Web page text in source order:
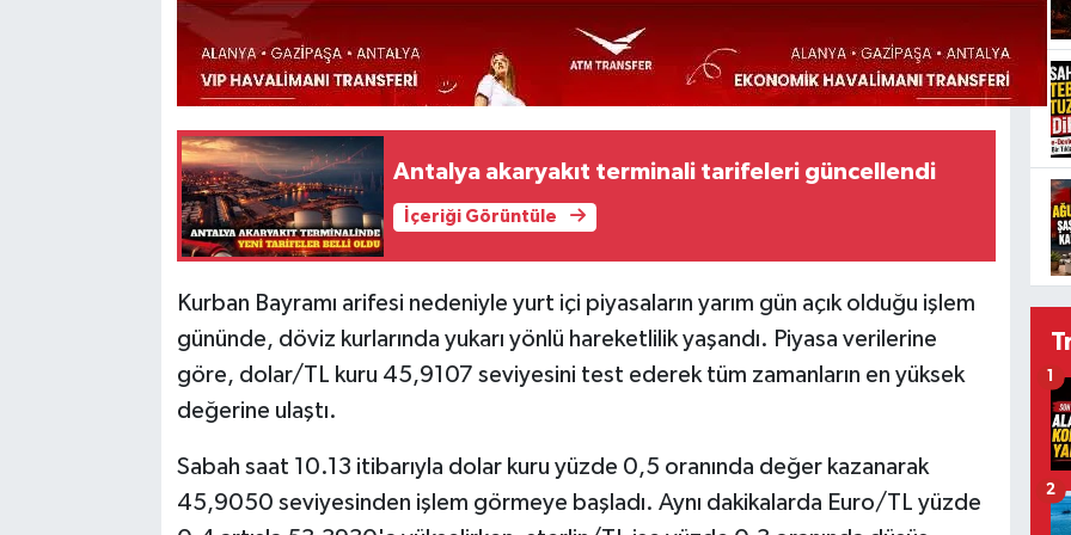
Antalya akaryakıt terminali tarifeleri güncellendi
İçeriği Görüntüle
Kurban Bayramı arifesi nedeniyle yurt içi piyasaların yarım gün açık olduğu işlem
gününde, döviz kurlarında yukarı yönlü hareketlilik yaşandı. Piyasa verilerine
göre, dolar/TL kuru 45,9107 seviyesini test ederek tüm zamanların en yüksek
değerine ulaştı.
Sabah saat 10.13 itibarıyla dolar kuru yüzde 0,5 oranında değer kazanarak
45,9050 seviyesinden işlem görmeye başladı. Aynı dakikalarda Euro/TL yüzde
1
2